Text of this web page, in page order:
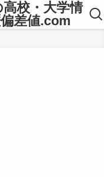
校・大学情
差値.com